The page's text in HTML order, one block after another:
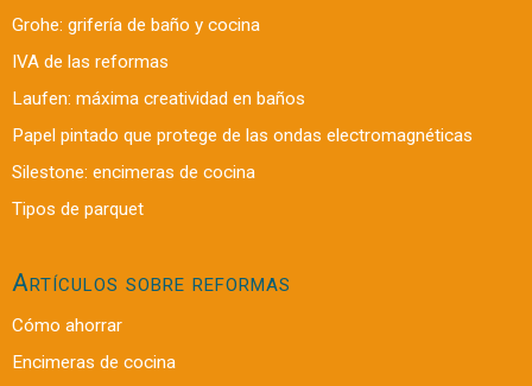
Grohe: grifería de baño y cocina
IVA de las reformas
Laufen: máxima creatividad en baños
Papel pintado que protege de las ondas electromagnéticas
Silestone: encimeras de cocina
Tipos de parquet
Artículos sobre reformas
Cómo ahorrar
Encimeras de cocina